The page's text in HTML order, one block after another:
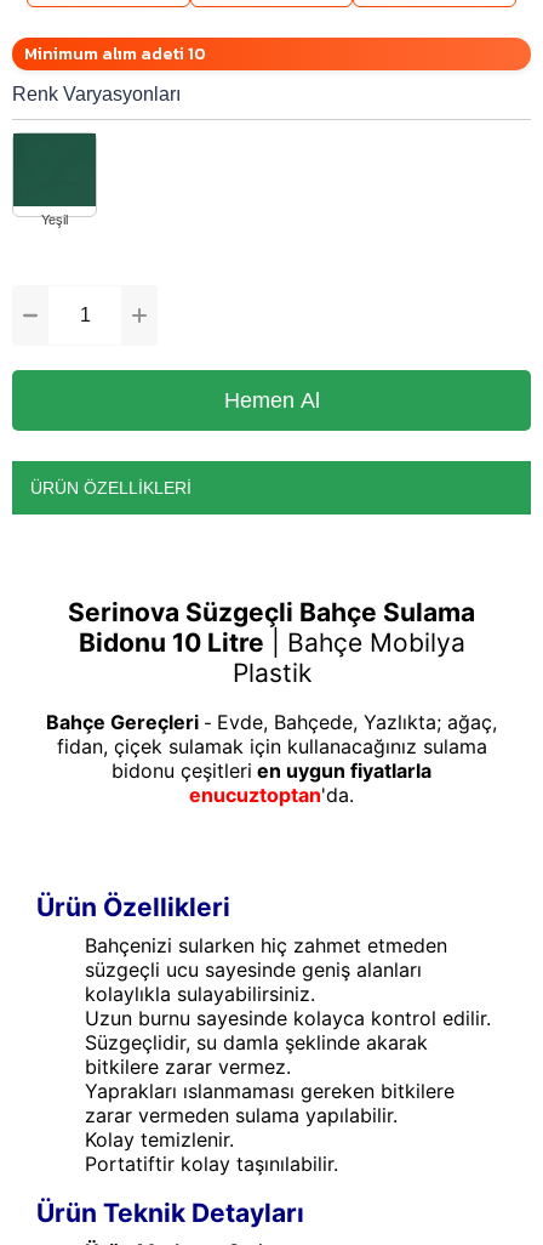
Minimum alım adeti 10
Renk Varyasyonları
ÜRÜN ÖZELLIKLERI
Serinova Süzgeçli Bahçe Sulama
Bidonu 10 Litre
Bahçe Mobilya
Plastik
Bahçe Gereçleri - Evde, Bahçede, Yazlıkta; ağaç,
fidan, çiçek sulamak için kullanacağınız sulama
bidonu çeşitleri en uygun fiyatlarla
enucuztoptan'da.
Ürün Özellikleri
Bahçenizi sularken hiç zahmet etmeden
süzgeçli ucu sayesinde geniş alanları
kolaylıkla sulayabilirsiniz.
Uzun burnu sayesinde kolayca kontrol edilir.
Süzgeçlidir, su damla şeklinde akarak
bitkilere zarar vermez.
Yaprakları ıslanmaması gereken bitkilere
zarar vermeden sulama yapılabilir.
Kolay temizlenir.
Portatiftir kolay taşınılabilir.
Ürün Teknik Detayları